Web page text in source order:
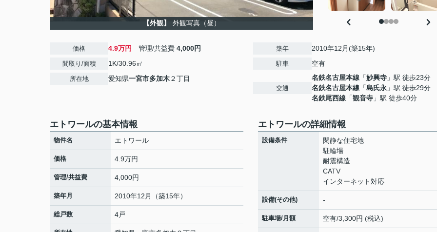
【外観】 外観写真（昼）
価格 4.9万円 管理/共益費 4,000円
間取り/面積 1K/30.96㎡
所在地 愛知県一宮市多加木２丁目
築年 2010年12月(築15年)
駐車 空有
交通
名鉄名古屋本線 「妙興寺 」駅 徒歩23分
名鉄名古屋本線 「島氏永 」駅 徒歩29分
名鉄尾西線 「観音寺 」駅 徒歩40分
エトワールの基本情報
物件名 エトワール
価格 4.9万円
管理/共益費 4,000円
築年月 2010年12月（築15年）
総戸数 4戸
エトワールの詳細情報
設備条件
閑静な住宅地
駐輪場
耐震構造
CATV
インターネット対応
設備(その他) -
駐車場/月額 空有/3,300円 (税込)